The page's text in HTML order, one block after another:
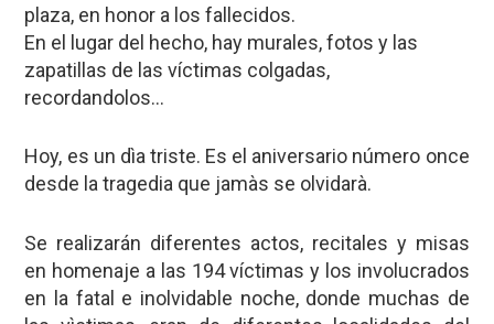
plaza, en honor a los fallecidos.
En el lugar del hecho, hay murales, fotos y las
zapatillas de las víctimas colgadas,
recordandolos…
Hoy, es un dìa triste. Es el aniversario número once
desde la tragedia que jamàs se olvidarà.
Se realizarán diferentes actos, recitales y misas
en homenaje a las 194 víctimas y los involucrados
en la fatal e inolvidable noche, donde muchas de